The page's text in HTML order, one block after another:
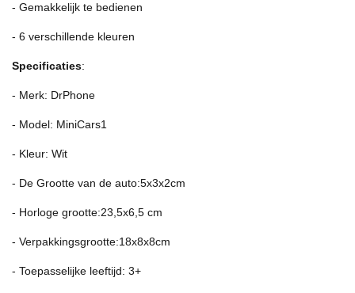
- Gemakkelijk te bedienen
- 6 verschillende kleuren
Specificaties:
- Merk: DrPhone
- Model: MiniCars1
- Kleur: Wit
- De Grootte van de auto:5x3x2cm
- Horloge grootte:23,5x6,5 cm
- Verpakkingsgrootte:18x8x8cm
- Toepasselijke leeftijd: 3+